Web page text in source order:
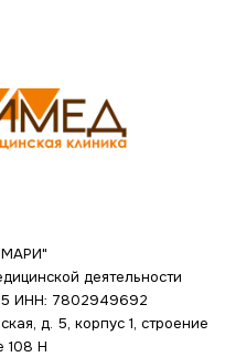
деятельности
ИНН: 7802949692
д. 5, корпус 1, строение
108 Н